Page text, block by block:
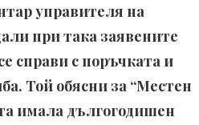
управителя на
при така заявените
справи с поръчката и
Той обясни за “Местен
имала дългогодишен